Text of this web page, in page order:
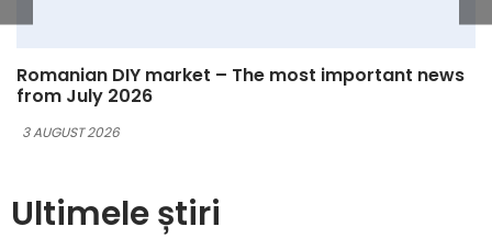
EXPO DIY 2026 – Smart Green Home: retrospectiva
ediției aniversare cu numărul 5, în imagini și video
5 IULIE 2026
Ultimele știri